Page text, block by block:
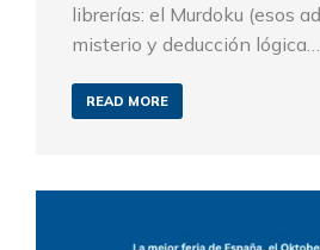
librerías: el Murdoku (esos
misterio y deducción lógica…
READ MORE